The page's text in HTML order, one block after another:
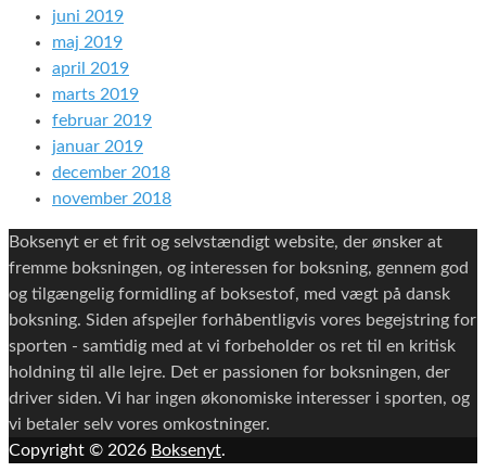
juni 2019
maj 2019
april 2019
marts 2019
februar 2019
januar 2019
december 2018
november 2018
Boksenyt er et frit og selvstændigt website, der ønsker at
fremme boksningen, og interessen for boksning, gennem god
og tilgængelig formidling af boksestof, med vægt på dansk
boksning. Siden afspejler forhåbentligvis vores begejstring for
sporten - samtidig med at vi forbeholder os ret til en kritisk
holdning til alle lejre. Det er passionen for boksningen, der
driver siden. Vi har ingen økonomiske interesser i sporten, og
vi betaler selv vores omkostninger.
Copyright © 2026 Boksenyt.